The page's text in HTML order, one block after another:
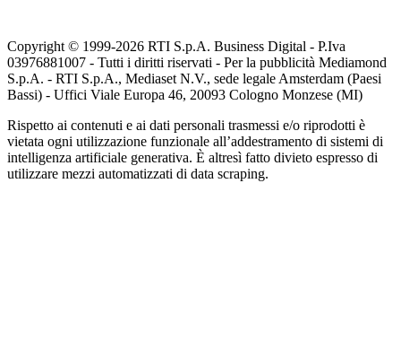
Copyright © 1999-2026 RTI S.p.A. Business Digital - P.Iva
03976881007 - Tutti i diritti riservati - Per la pubblicità Mediamond
S.p.A. - RTI S.p.A., Mediaset N.V., sede legale Amsterdam (Paesi
Bassi) - Uffici Viale Europa 46, 20093 Cologno Monzese (MI)
Rispetto ai contenuti e ai dati personali trasmessi e/o riprodotti è
vietata ogni utilizzazione funzionale all’addestramento di sistemi di
intelligenza artificiale generativa. È altresì fatto divieto espresso di
utilizzare mezzi automatizzati di data scraping.